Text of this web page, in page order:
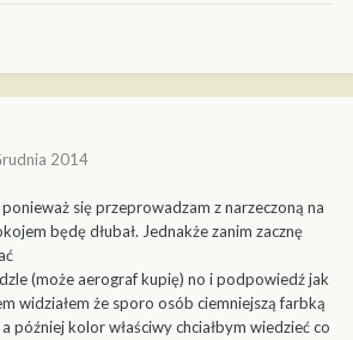
2014
się przeprowadzam z narzeczoną na
będę dłubał. Jednakże zanim zacznę
(może aerograf kupię) no i podpowiedź jak
widziałem że sporo osób ciemniejszą farbką
później kolor właściwy chciałbym wiedzieć co